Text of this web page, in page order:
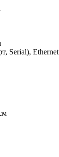
Serial), Ethernet